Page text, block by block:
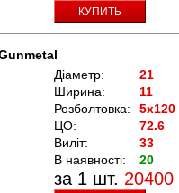
КУПИТЬ
Діаметр:
21
Ширина:
11
Розболтовка:
5x120
ЦО:
72.6
Виліт:
33
В наявності:
20
за 1 шт. 20400